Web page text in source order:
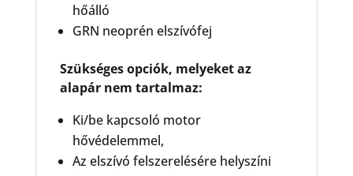
hőálló
GRN neoprén elszívófej
Szükséges opciók, melyeket az
alapár nem tartalmaz:
Ki/be kapcsoló motor
hővédelemmel,
Az elszívó felszerelésére helyszíni